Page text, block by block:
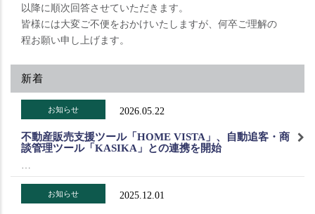
以降に順次回答させていただきます。
皆様には大変ご不便をおかけいたしますが、何卒ご理解の
程お願い申し上げます。
新着
お知らせ 2026.05.22
不動産販売支援ツール「HOME VISTA」、自動追客・商
談管理ツール「KASIKA」との連携を開始
お知らせ 2025.12.01